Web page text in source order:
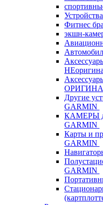
Фитнес
экшн-
Другие
GARMIN
КАМЕРЫ
GARMIN
Карты и
GARMIN
GARMIN